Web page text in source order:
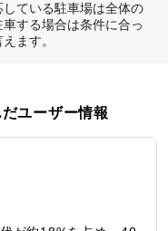
ている駐車場は全体の
する場合は条件に合っ
ます。
ユーザー情報